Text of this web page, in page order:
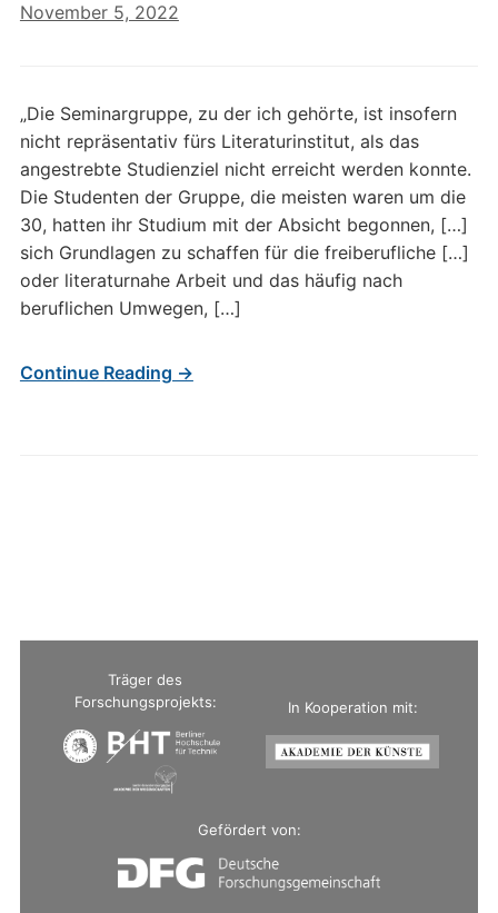
November 5, 2022
„Die Seminargruppe, zu der ich gehörte, ist insofern
nicht repräsentativ fürs Literaturinstitut, als das
angestrebte Studienziel nicht erreicht werden konnte.
Die Studenten der Gruppe, die meisten waren um die
30, hatten ihr Studium mit der Absicht begonnen, […]
sich Grundlagen zu schaffen für die freiberufliche […]
oder literaturnahe Arbeit und das häufig nach
beruflichen Umwegen, […]
Continue Reading →
Träger des
Forschungsprojekts:
In Kooperation mit:
Gefördert von: